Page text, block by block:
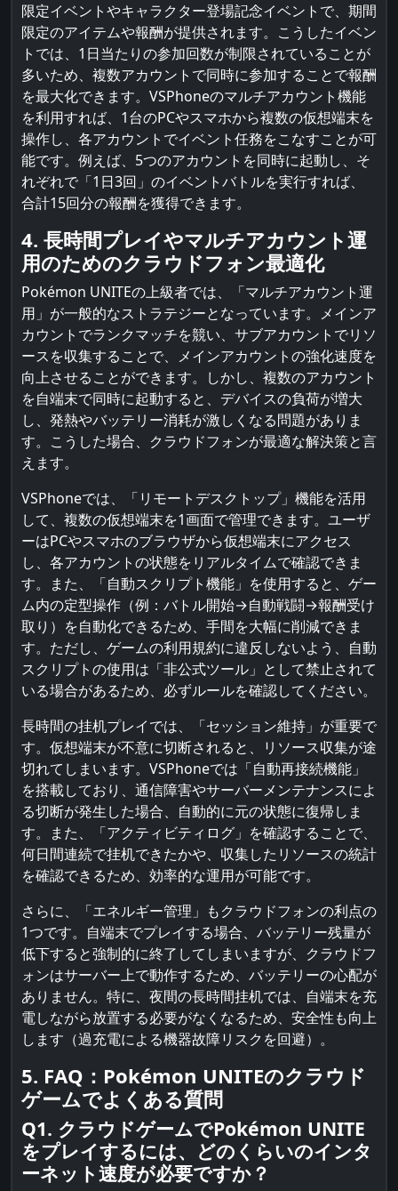
限定イベントやキャラクター登場記念イベントで、期間
限定のアイテムや報酬が提供されます。こうしたイベン
トでは、1日当たりの参加回数が制限されていることが
多いため、複数アカウントで同時に参加することで報酬
を最大化できます。VSPhoneのマルチアカウント機能
を利用すれば、1台のPCやスマホから複数の仮想端末を
操作し、各アカウントでイベント任務をこなすことが可
能です。例えば、5つのアカウントを同時に起動し、そ
れぞれで「1日3回」のイベントバトルを実行すれば、
合計15回分の報酬を獲得できます。
4. 長時間プレイやマルチアカウント運
用のためのクラウドフォン最適化
Pokémon UNITEの上級者では、「マルチアカウント運
用」が一般的なストラテジーとなっています。メインア
カウントでランクマッチを競い、サブアカウントでリソ
ースを収集することで、メインアカウントの強化速度を
向上させることができます。しかし、複数のアカウント
を自端末で同時に起動すると、デバイスの負荷が増大
し、発熱やバッテリー消耗が激しくなる問題がありま
す。こうした場合、クラウドフォンが最適な解決策と言
えます。
VSPhoneでは、「リモートデスクトップ」機能を活用
して、複数の仮想端末を1画面で管理できます。ユーザ
ーはPCやスマホのブラウザから仮想端末にアクセス
し、各アカウントの状態をリアルタイムで確認できま
す。また、「自動スクリプト機能」を使用すると、ゲー
ム内の定型操作（例：バトル開始→自動戦闘→報酬受け
取り）を自動化できるため、手間を大幅に削減できま
す。ただし、ゲームの利用規約に違反しないよう、自動
スクリプトの使用は「非公式ツール」として禁止されて
いる場合があるため、必ずルールを確認してください。
長時間の挂机プレイでは、「セッション維持」が重要で
す。仮想端末が不意に切断されると、リソース収集が途
切れてしまいます。VSPhoneでは「自動再接続機能」
を搭載しており、通信障害やサーバーメンテナンスによ
る切断が発生した場合、自動的に元の状態に復帰しま
す。また、「アクティビティログ」を確認することで、
何日間連続で挂机できたかや、収集したリソースの統計
を確認できるため、効率的な運用が可能です。
さらに、「エネルギー管理」もクラウドフォンの利点の
1つです。自端末でプレイする場合、バッテリー残量が
低下すると強制的に終了してしまいますが、クラウドフ
ォンはサーバー上で動作するため、バッテリーの心配が
ありません。特に、夜間の長時間挂机では、自端末を充
電しながら放置する必要がなくなるため、安全性も向上
します（過充電による機器故障リスクを回避）。
5. FAQ：Pokémon UNITEのクラウド
ゲームでよくある質問
Q1. クラウドゲームでPokémon UNITE
をプレイするには、どのくらいのインタ
ーネット速度が必要ですか？